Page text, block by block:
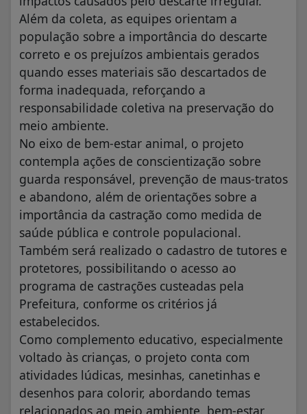
Além da coleta, as equipes orientam a
população sobre a importância do descarte
correto e os prejuízos ambientais gerados
quando esses materiais são descartados de
forma inadequada, reforçando a
responsabilidade coletiva na preservação do
meio ambiente.
No eixo de bem-estar animal, o projeto
contempla ações de conscientização sobre
guarda responsável, prevenção de maus-tratos
e abandono, além de orientações sobre a
importância da castração como medida de
saúde pública e controle populacional.
Também será realizado o cadastro de tutores e
protetores, possibilitando o acesso ao
programa de castrações custeadas pela
Prefeitura, conforme os critérios já
estabelecidos.
Como complemento educativo, especialmente
voltado às crianças, o projeto conta com
atividades lúdicas, mesinhas, canetinhas e
desenhos para colorir, abordando temas